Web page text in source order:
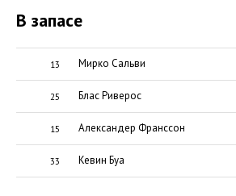
В запасе
13 Мирко Сальви
25 Блас Риверос
15 Александер Франссон
33 Кевин Буа